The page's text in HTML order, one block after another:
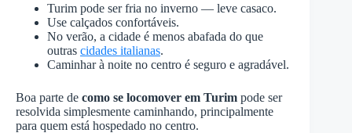
Turim pode ser fria no inverno — leve casaco.
Use calçados confortáveis.
No verão, a cidade é menos abafada do que
outras cidades italianas.
Caminhar à noite no centro é seguro e agradável.
Boa parte de como se locomover em Turim pode ser
resolvida simplesmente caminhando, principalmente
para quem está hospedado no centro.